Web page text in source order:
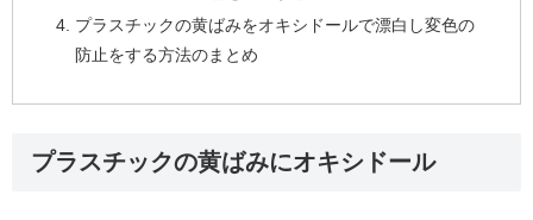
プラスチックの黄ばみをオキシドールで漂白し変色の
防止をする方法のまとめ
プラスチックの黄ばみにオキシドール